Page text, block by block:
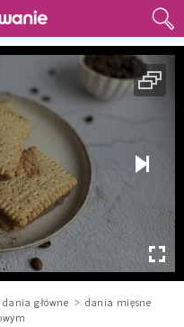
dania główne
dania mięsne